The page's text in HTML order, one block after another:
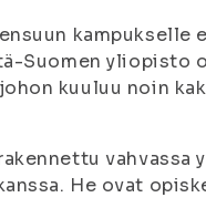
kampukselle
Suomen yliopisto
kuuluu noin
vahvassa
He ovat